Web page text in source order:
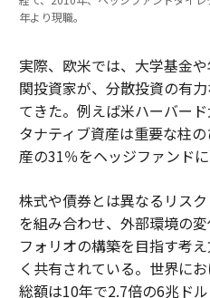
年より現職。
実際、欧米では、大学基金
関投資家が、分散投資の有
てきた。例えば米ハーバー
タナティブ資産は重要な柱
産の31％をヘッジファンドに
株式や債券とは異なるリス
を組み合わせ、外部環境の
フォリオの構築を目指す考
く共有されている。世界に
総額は10年で2.7倍の6兆ドル